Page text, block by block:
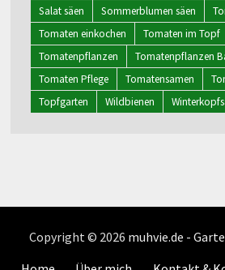
Salat säen
Sommerblumen säen
Tomaten einkochen
Tomaten im Topf
Tomatenpflanzen
Tomatenpflanzen
Tomaten Pflege
Tomatensamen
Topfgarten
Wildbienen
Copyright © 2026 muhvie.de -